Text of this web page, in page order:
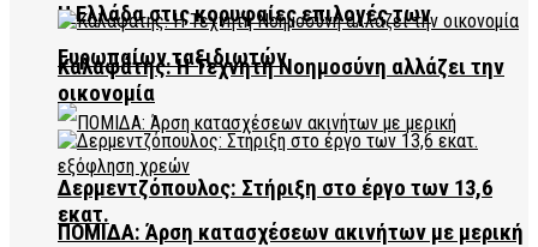
Η Ελλάδα στις κορυφαίες επιλογές των
Ευρωπαίων ταξιδιωτών
ΠΟΜΙΔΑ: Άρση κατασχέσεων ακινήτων με μερική
Καλαφάτης: Η Τεχνητή Νοημοσύνη αλλάζει την
οικονομία
Δερμεντζόπουλος: Στήριξη στο έργο των 13,6
εκατ.